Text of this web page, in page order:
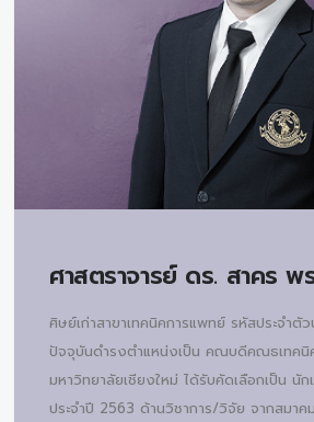
ศาสตราจารย์ ดร. สาคร พ
ศิษย์เก่าสาขาเทคนิคการแพทย์ รหัสประจำตั
ปัจจุบันดำรงตำแหน่งเป็น คณบดีคณธเทคนิ
มหาวิทยาลัยเชียงใหม่ ได้รับคัดเลือกเป็น นั
ประจำปี 2563 ด้านวิชาการ/วิจัย จากสมาค